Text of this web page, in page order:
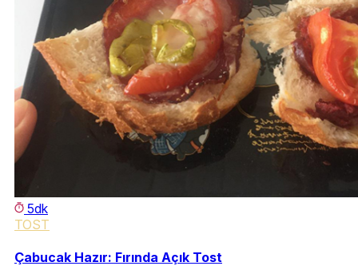
5dk
TOST
Çabucak Hazır: Fırında Açık Tost